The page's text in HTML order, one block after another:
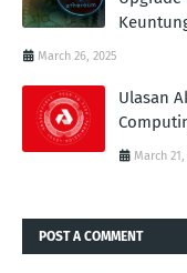
March 26, 2025
Ulasan
March 21,
POST A COMMENT